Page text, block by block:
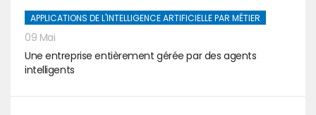
APPLICATIONS DE L'INTELLIGENCE ARTIFICIELLE PAR MÉTIER
09 Mai
Une entreprise entièrement gérée par des agents
intelligents